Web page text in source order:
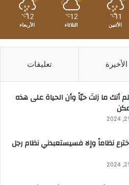
11
℃
الأثنين
12
℃
الثلاثاء
12
℃
الأربعاء
الأخيرة تعليقات
أنك ما زلتَ حيّاً وأن الحياة على هذه
نظاماً وإلا فسيستعبدني نظام رجل